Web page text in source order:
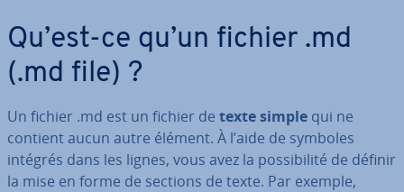
Qu’est-ce qu’un fichier .md
(.md file) ?
Un fichier .md est un fichier de texte simple qui ne
contient aucun autre élément. À l’aide de symboles
intégrés dans les lignes, vous avez la pos­si­bi­lité de définir
la mise en forme de sections de texte. Par exemple,